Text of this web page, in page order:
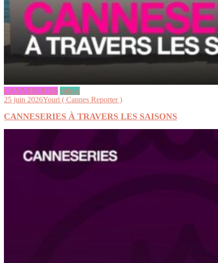
CANNESERIES videos
25 juin 2026Youri ( Cannes Reporter )
CANNESERIES À TRAVERS LES SAISONS